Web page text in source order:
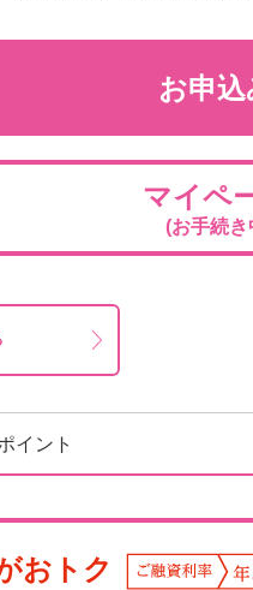
お申
マイペ
(お手続
イント
おトク